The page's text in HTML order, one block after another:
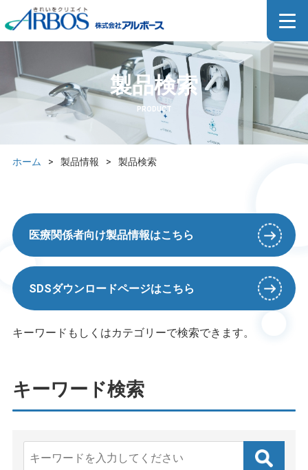
製品検索
PRODUCT
ホーム > 製品情報 > 製品検索
医療関係者向け製品情報はこちら
SDSダウンロードページはこちら
キーワードもしくはカテゴリーで検索できます。
キーワード検索